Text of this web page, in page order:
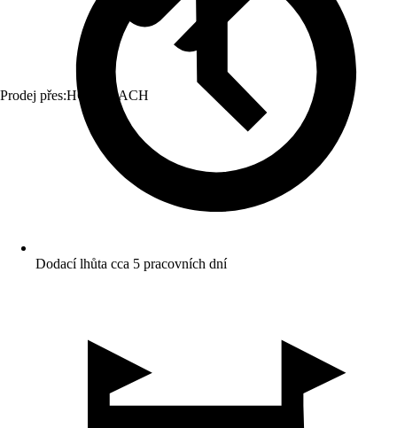
Prodej přes:HORNBACH
Dodací lhůta cca 5 pracovních dní